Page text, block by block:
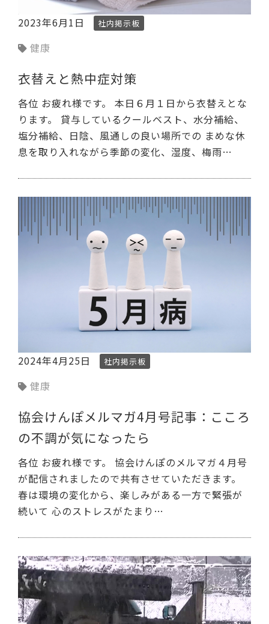
2023年6月1日 社内掲示板
健康
衣替えと熱中症対策
各位 お疲れ様です。 本日６月１日から衣替えとな
ります。 貸与しているクールベスト、水分補給、
塩分補給、日陰、風通しの良い場所での まめな休
息を取り入れながら季節の変化、湿度、梅雨…
2024年4月25日 社内掲示板
健康
協会けんぽメルマガ4月号記事：こころ
の不調が気になったら
各位 お疲れ様です。 協会けんぽのメルマガ４月号
が配信されましたので共有させていただきます。
春は環境の変化から、楽しみがある一方で緊張が
続いて 心のストレスがたまり…